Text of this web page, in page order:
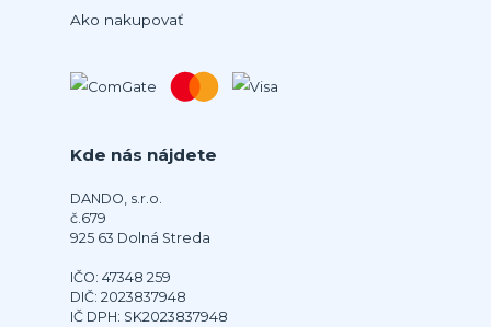
Ako nakupovať
Kde nás nájdete
DANDO, s.r.o.
č.679
925 63 Dolná Streda
IČO: 47348 259
DIČ: 2023837948
IČ DPH: SK2023837948